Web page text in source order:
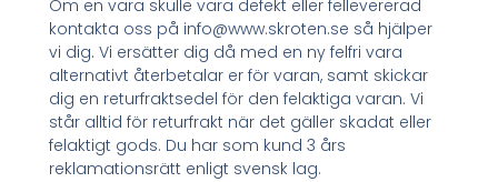
Om en vara skulle vara defekt eller fellevererad
kontakta oss på info@www.skroten.se så hjälper
vi dig. Vi ersätter dig då med en ny felfri vara
alternativt återbetalar er för varan, samt skickar
dig en returfraktsedel för den felaktiga varan. Vi
står alltid för returfrakt när det gäller skadat eller
felaktigt gods. Du har som kund 3 års
reklamationsrätt enligt svensk lag.